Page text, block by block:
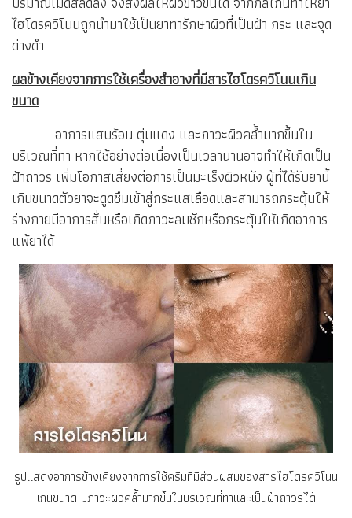
ไฮโดรควิโนนถูกนำมาใช้เป็นยาทารักษาผิวที่เป็นฝ้า กระ และจุด
ด่างดำ
ผลข้างเคียงจากการใช้เครื่องสำอางที่มีสารไฮโดรควิโนนเกิน
ขนาด
อาการแสบร้อน ตุ่มแดง และภาวะผิวคล้ำมากขึ้นใน
บริเวณที่ทา หากใช้อย่างต่อเนื่องเป็นเวลานานอาจทำให้เกิดเป็น
ฝ้าถาวร เพิ่มโอกาสเสี่ยงต่อการเป็นมะเร็งผิวหนัง ผู้ที่ได้รับยานี้
เกินขนาดตัวยาจะดูดซึมเข้าสู่กระแสเลือดและสามารถกระตุ้นให้
ร่างกายมีอาการสั่นหรือเกิดภาวะลมชักหรือกระตุ้นให้เกิดอาการ
แพ้ยาได้
รูปแสดงอาการข้างเคียงจากการใช้ครีมที่มีส่วนผสมของสารไฮโดรควิโนน
เกินขนาด มีภาวะผิวคล้ำมากขึ้นในบริเวณที่ทาและเป็นฝ้าถาวรได้